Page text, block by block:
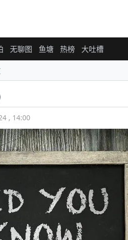
无聊图 鱼塘 热榜 大吐槽
, 14:00